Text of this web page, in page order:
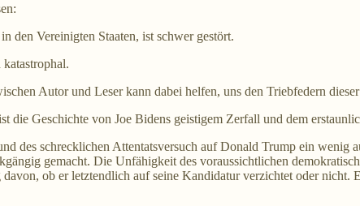
den Vereinigten Staaten, ist schwer gestört.
Autor und Leser kann dabei helfen, uns den Triebfedern
die Geschichte von Joe Bidens geistigem Zerfall und dem
des schrecklichen Attentatsversuch auf Donald Trump ein
gemacht. Die Unfähigkeit des voraussichtlichen
ob er letztendlich auf seine Kandidatur verzichtet oder